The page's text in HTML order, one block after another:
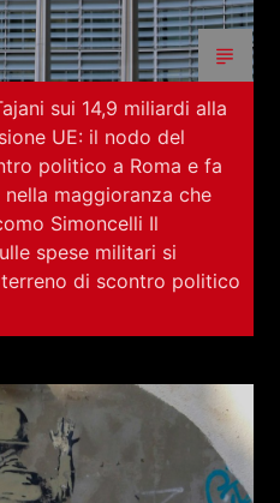
sui 14,9 miliardi alla
UE: il nodo del
politico a Roma e fa
maggioranza che
Simoncelli Il
spese militari si
terreno di scontro politico